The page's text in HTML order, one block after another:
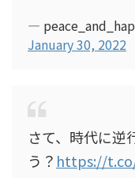
—
January 30, 2022
さて、時代に逆
う？ https://t.co/